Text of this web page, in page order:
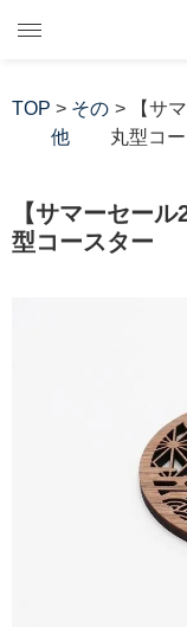
TOP > その
他
> 【サ
丸型コ
【サマーセー
型コースター